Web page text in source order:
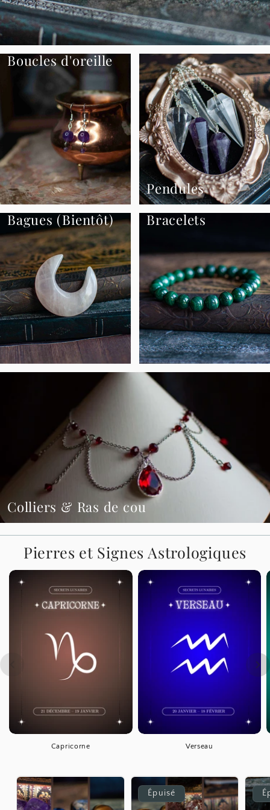
Boucles d'oreille
Pendules
Bagues (Bientôt)
Bracelets
Colliers & Ras de cou
Pierres et Signes Astrologiques
Capricorne Verseau
Épuisé